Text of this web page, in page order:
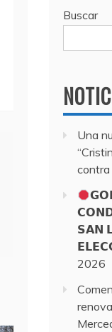
Buscar
Una
contra
𝗦𝗔𝗡
2026